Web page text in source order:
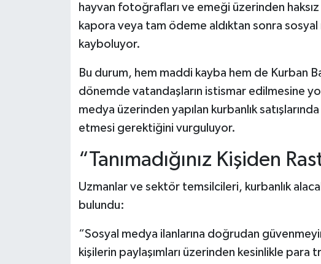
hayvan fotoğrafları ve emeği üzerinden haksız
kapora veya tam ödeme aldıktan sonra
kayboluyor.
Bu durum, hem maddi kayba hem de Kurban
dönemde vatandaşların istismar edilmesine
medya üzerinden yapılan kurbanlık
etmesi gerektiğini vurguluyor.
“Tanımadığınız Kişiden
Uzmanlar ve sektör temsilcileri, kurbanlık
bulundu:
“Sosyal medya ilanlarına doğrudan
kişilerin paylaşımları üzerinden kesinlikle para